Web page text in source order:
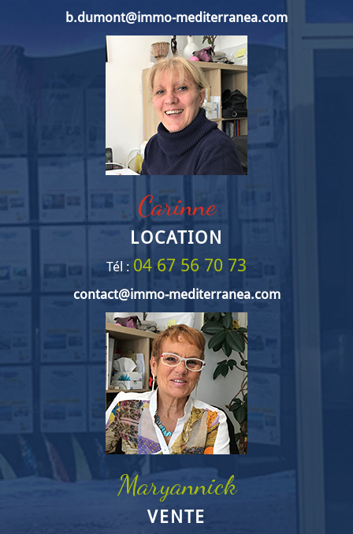
b.dumont@immo-mediterranea.com
Carinne
LOCATION
Tél : 04 67 56 70 73
contact@immo-mediterranea.com
Maryannick
VENTE